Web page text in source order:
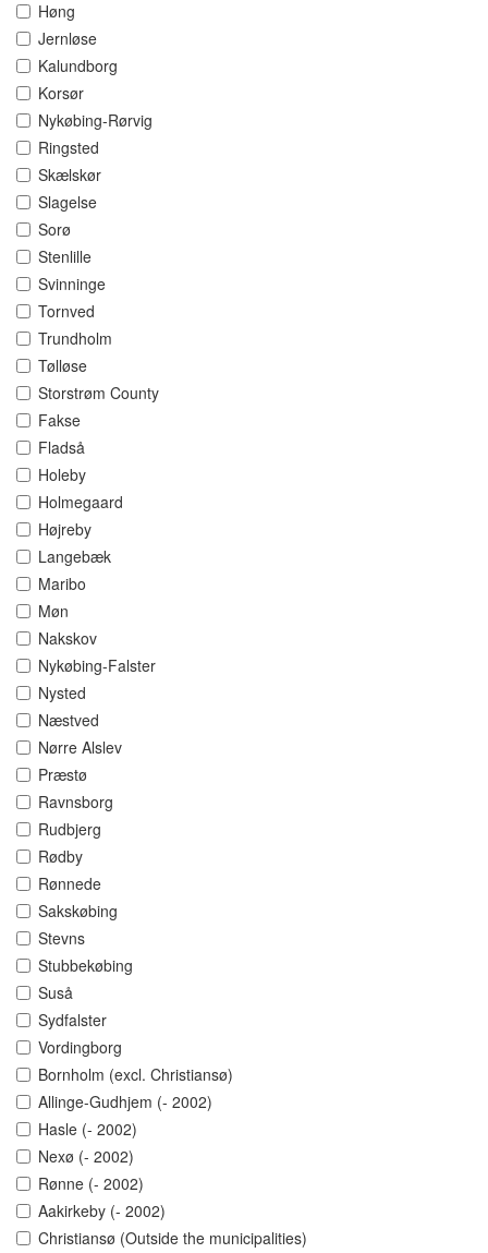
Høng
Jernløse
Kalundborg
Korsør
Nykøbing-Rørvig
Ringsted
Skælskør
Slagelse
Sorø
Stenlille
Svinninge
Tornved
Trundholm
Tølløse
Storstrøm County
Fakse
Fladså
Holeby
Holmegaard
Højreby
Langebæk
Maribo
Møn
Nakskov
Nykøbing-Falster
Nysted
Næstved
Nørre Alslev
Præstø
Ravnsborg
Rudbjerg
Rødby
Rønnede
Sakskøbing
Stevns
Stubbekøbing
Suså
Sydfalster
Vordingborg
Bornholm (excl. Christiansø)
Allinge-Gudhjem (- 2002)
Hasle (- 2002)
Nexø (- 2002)
Rønne (- 2002)
Aakirkeby (- 2002)
Christiansø (Outside the municipalities)